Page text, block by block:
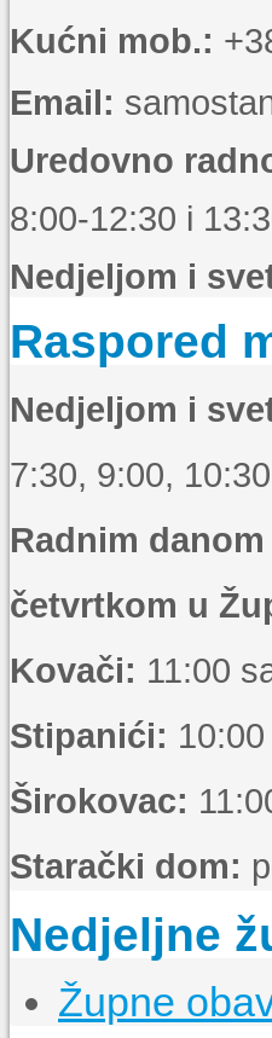
Kućni mob.:
Email:
Uredovno
8:00-12:30 i
Nedjeljom i
Raspored
Nedjeljom i
7:30, 9:00,
Radnim
četvrtkom u
Kovači: 11:00
Stipanići:
Širokovac:
Starački dom:
Nedjeljne
Župne